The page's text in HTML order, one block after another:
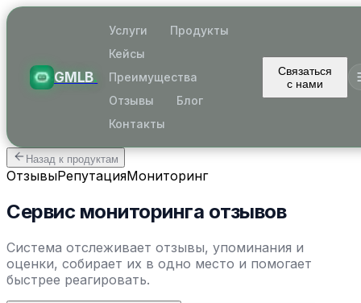
GMLB.
Услуги
Продукты
Кейсы
Преимущества
Отзывы
Блог
Контакты
Связаться
с нами
Назад к продуктам
ОтзывыРепутацияМониторинг
Сервис мониторинга отзывов
Система отслеживает отзывы, упоминания и
оценки, собирает их в одно место и помогает
быстрее реагировать.